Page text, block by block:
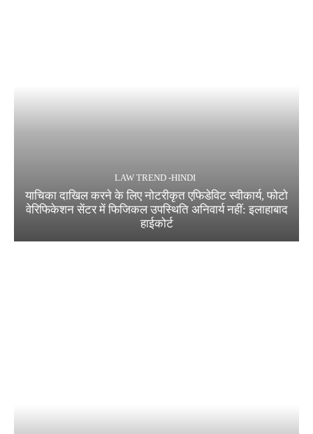
LAW TREND -HINDI
याचिका दाखिल करने के लिए नोटरीकृत एफिडेविट स्वीकार्य, फोटो
वेरिफिकेशन सेंटर में फिजिकल उपस्थिति अनिवार्य नहीं: इलाहाबाद
हाईकोर्ट